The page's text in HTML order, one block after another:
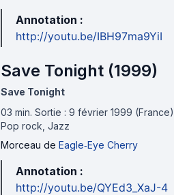
Annotation :
http://youtu.be/IBH97ma9YiI
Save Tonight (1999)
Save Tonight
03 min. Sortie : 9 février 1999
Pop rock, Jazz
Morceau de Eagle‐Eye Cherry
Annotation :
http://youtu.be/QYEd3_XaJ-4